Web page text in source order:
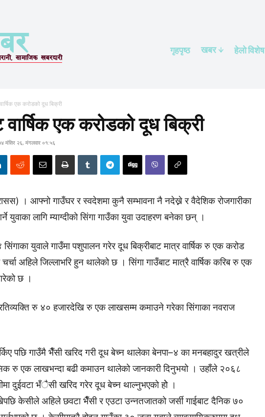
गृहपृष्ठ खबर हेलाे विशेष
एक करोडको दूध बिक्री
वार्षिक एक करोडको दूध बिक्री
मंसिर २६, मंगलवार ०१:५६
। आफ्नो गाउँघर र स्वदेशमा कुनै सम्भावना नै नदेख्ने र वैदेशिक रोजगारीका
युवाका लागि म्याग्दीको सिंगा गाउँका युवा उदाहरण बनेका छन् ।
युवाले गाउँमा पशुपालन गरेर दूध बिक्रीबाट मात्र वार्षिक रु एक करोड
अहिले जिल्लाभरि हुन थालेको छ । सिंगा गाउँबाट मात्रै वार्षिक करिब रु एक
छ ।
रु ४० हजारदेखि रु एक लाखसम्म कमाउने गरेका सिंगाका नवराज
पछि गाउँमै भैँसी खरिद गरी दूध बेच्न थालेका बेनपा–४ का मनबहादुर खत्रीले
रु एक लाखभन्दा बढी कमाउन थालेको जानकारी दिनुभयो । उहाँले २०६८
दुईवटा भँैसी खरिद गरेर दूध बेच्न थाल्नुभएको होे ।
केसीले अहिले छवटा भैँसी र एउटा उन्नतजातको जर्सी गाईबाट दैनिक ७०